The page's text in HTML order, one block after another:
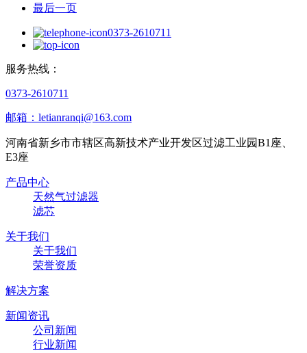
最后一页
0373-2610711
服务热线：
0373-2610711
邮箱：letianranqi@163.com
河南省新乡市市辖区高新技术产业开发区过滤工业园B1座、
E3座
产品中心
天然气过滤器
滤芯
关于我们
关于我们
荣誉资质
解决方案
新闻资讯
公司新闻
行业新闻